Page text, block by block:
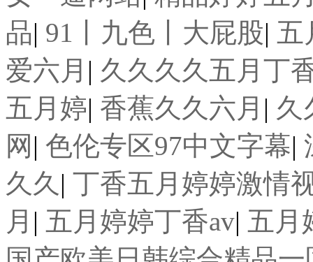
品| 91丨九色丨大屁股| 五
爱六月 | 久久久久五月丁
五月婷| 香蕉久久六月 | 久
网 | 色伦专区97中文字幕|
久久 | 丁香五月婷婷激情
月 | 五月婷婷丁香av| 五月